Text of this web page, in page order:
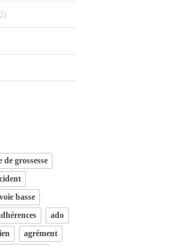
de grossesse
basse
ado
agrément